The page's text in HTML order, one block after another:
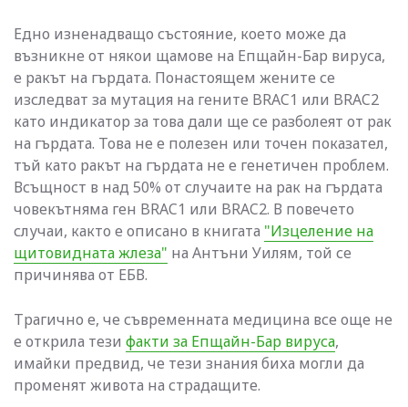
Едно изненадващо състояние, което може да
възникне от някои щамове на Епщайн-Бар вируса,
е ракът на гърдата. Понастоящем жените се
изследват за мутация на гените BRAC1 или BRAC2
като индикатор за това дали ще се разболеят от рак
на гърдата. Това не е полезен или точен показател,
тъй като ракът на гърдата не е генетичен проблем.
Всъщност в над 50% от случаите на рак на гърдата
човекътняма ген BRAC1 или BRAC2. В повечето
случаи, както е описано в книгата "Изцеление на
щитовидната жлеза" на Антъни Уилям, той се
причинява от ЕБВ.
Трагично е, че съвременната медицина все още не
е открила тези факти за Епщайн-Бар вируса,
имайки предвид, че тези знания биха могли да
променят живота на страдащите.